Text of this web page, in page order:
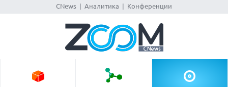
CNews Аналитика Конференции